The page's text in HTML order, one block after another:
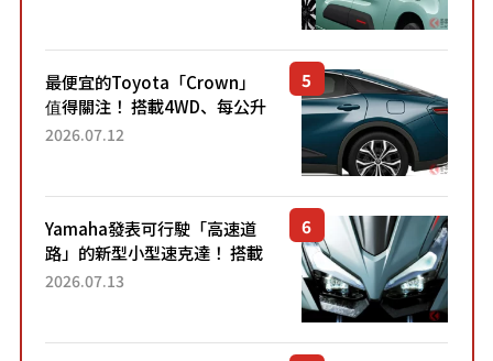
最便宜的Toyota「Crown」
值得關注！ 搭載4WD、每公升
22.4公里低油耗表現超亮眼！
2026.07.12
Yamaha發表可行駛「高速道
路」的新型小型速克達！ 搭載
能享受超強勁「渦輪感」的動
2026.07.13